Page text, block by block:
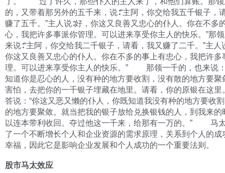
的，又带着那另外的五千来，说∶“主阿，你交给我五千银子，
赚了五千。”主人说∶好，你这又良善又忠心的仆人。你在不多
心，我把许多事派你管理。可以进来享受你主人的快乐。”那
来说∶“主阿，你交给我二千银子，请看，我又赚了二千。”主人
你这又良善又忠心的仆人。你在不多的事上有忠心，我把许多
理。可以进来享受你主人的快乐。” 那领一千的，也来说
知道你是忍心的人，没有种的地方要收割，没有散的地方要聚
害怕，去把你的一千银子埋藏在地里。请看，你的原银在这里
答说：“你这又恶又懒的仆人，你既知道我没有种的地方要收
的地方要聚敛。就当把我的银子放给兑换银钱的人，到我来的
以连本带利收回。夺过他这一千来，给那有一万的。” 马
了一个不断增长个人和企业资源的需求原理，关系到个人的成
幸福，因此它是影响企业发展和个人成功的一个重要法则。
股市马太效应